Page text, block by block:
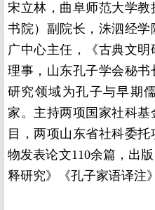
宋立林，曲阜师范大学
书院）副院长，洙泗经
广中心主任，《古典文
理事，山东孔子学会秘书
研究领域为孔子与早期
家。主持两项国家社科
目，两项山东省社科委
物发表论文110余篇，出
释研究》《孔子家语译注